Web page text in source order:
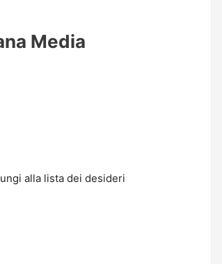
Media
alla lista dei desideri